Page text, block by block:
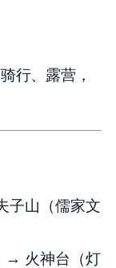
行、露营，
子山（儒家文
→ 火神台（灯